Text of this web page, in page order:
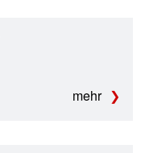
mehr